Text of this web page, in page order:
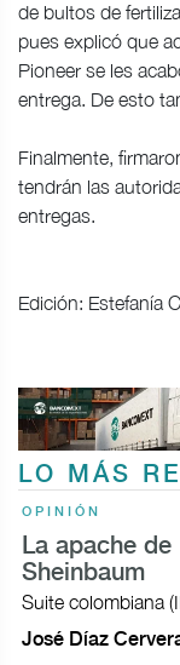
de bultos de
pues explicó que
Pioneer se les
entrega. De esto
Finalmente,
tendrán las
entregas.
Edición: Estefanía
LO MÁS
OPINIÓN
La apache de
Sheinbaum
Suite colombiana
José Díaz